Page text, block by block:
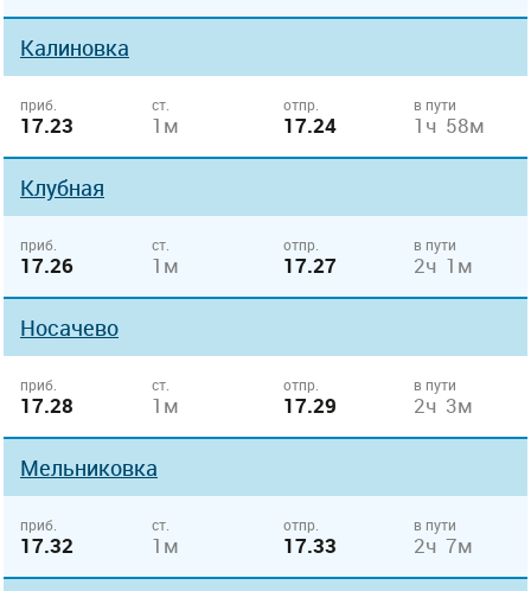
Калиновка
приб.
17.23
ст.
1м
отпр.
17.24
в пути
1ч 58м
Клубная
приб.
17.26
ст.
1м
отпр.
17.27
в пути
2ч 1м
Носачево
приб.
17.28
ст.
1м
отпр.
17.29
в пути
2ч 3м
Мельниковка
приб.
17.32
ст.
1м
отпр.
17.33
в пути
2ч 7м